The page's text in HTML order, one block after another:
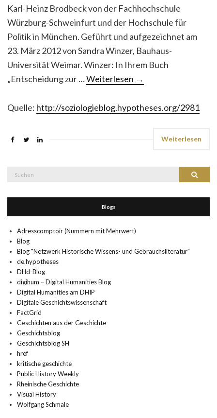
Karl-Heinz Brodbeck von der Fachhochschule
Würzburg-Schweinfurt und der Hochschule für
Politik in München. Geführt und aufgezeichnet am
23. März 2012 von Sandra Winzer, Bauhaus-
Universität Weimar. Winzer: In Ihrem Buch
„Entscheidung zur …Weiterlesen →
Quelle: http://soziologieblog.hypotheses.org/2981
Weiterlesen
Suchen
Blogs
Adresscomptoir (Nummern mit Mehrwert)
Blog
Blog "Netzwerk Historische Wissens- und Gebrauchsliteratur"
de.hypotheses
DHd-Blog
digihum – Digital Humanities Blog
Digital Humanities am DHIP
Digitale Geschichtswissenschaft
FactGrid
Geschichten aus der Geschichte
Geschichtsblog
Geschichtsblog SH
href
kritische geschichte
Public History Weekly
Rheinische Geschichte
Visual History
Wolfgang Schmale